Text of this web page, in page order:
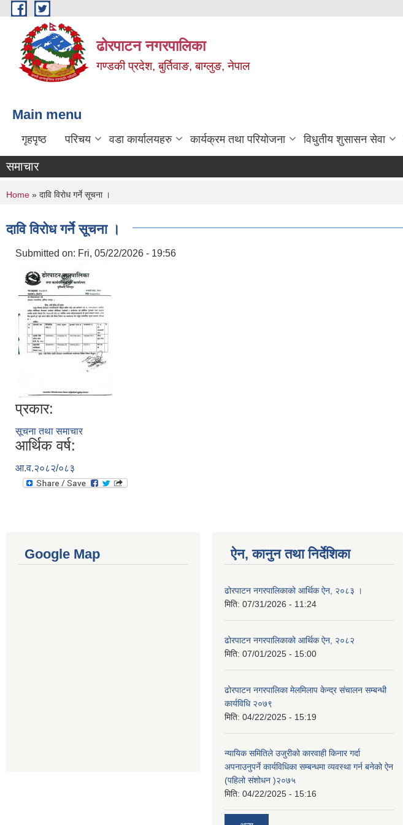
Skip to main content
ढोरपाटन नगरपालिका
गण्डकी प्रदेश, बुर्तिवाङ, बाग्लुङ, नेपाल
Main menu
गृहपृष्ठ परिचय वडा कार्यालयहरु कार्यक्रम तथा परियोजना विधुतीय शुसासन सेवा
समाचार
You are here
Home » दावि विरोध गर्ने सूचना ।
दावि विरोध गर्ने सूचना ।
Submitted on: Fri, 05/22/2026 - 19:56
प्रकार:
सूचना तथा समाचार
आर्थिक वर्ष:
आ.व.२०८२/०८३
Google Map ऐन, कानुन तथा निर्देशिका
ढोरपाटन नगरपालिकाको आर्थिक ऐन, २०८३ ।
मिति: 07/31/2026 - 11:24
ढोरपाटन नगरपालिकाको आर्थिक ऐन, २०८२
मिति: 07/01/2025 - 15:00
ढोरपाटन नगरपालिका मेलमिलाप केन्द्र संचालन सम्बन्धी
कार्यविधि २०७९
मिति: 04/22/2025 - 15:19
न्यायिक समितिले उजुरीको कारवाही किनार गर्दा
अपनाउनुपर्ने कार्यविधिका सम्बन्धमा व्यवस्था गर्न बनेको ऐन
(पहिलो संशोधन )२०७५
मिति: 04/22/2025 - 15:16